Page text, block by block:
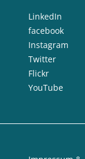
LinkedIn
facebook
Instagram
Twitter
Flickr
YouTube